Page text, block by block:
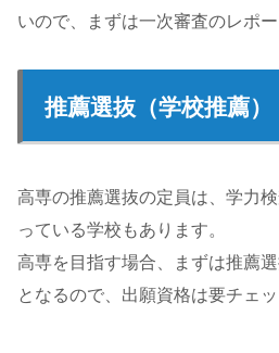
いので、まずは一次審査のレポ
推薦選抜（学校推薦）
高専の推薦選抜の定員は、学力
っている学校もあります。
高専を目指す場合、まずは推薦
となるので、出願資格は要チェッ